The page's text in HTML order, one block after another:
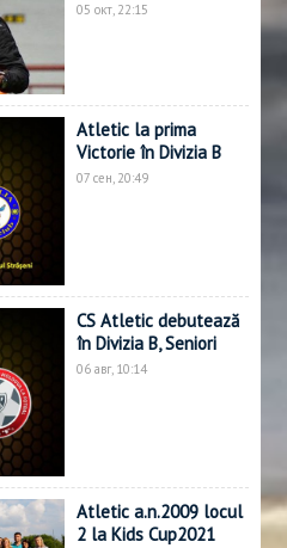
05 окт, 22:15
Atletic la prima
Victorie în Divizia B
07 сен, 20:49
CS Atletic debutează
în Divizia B, Seniori
06 авг, 10:14
Atletic a.n.2009 locul
2 la Kids Cup2021